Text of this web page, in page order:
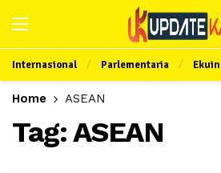
Internasional Parlementaria Ekuin
Home ASEAN
Tag:ASEAN